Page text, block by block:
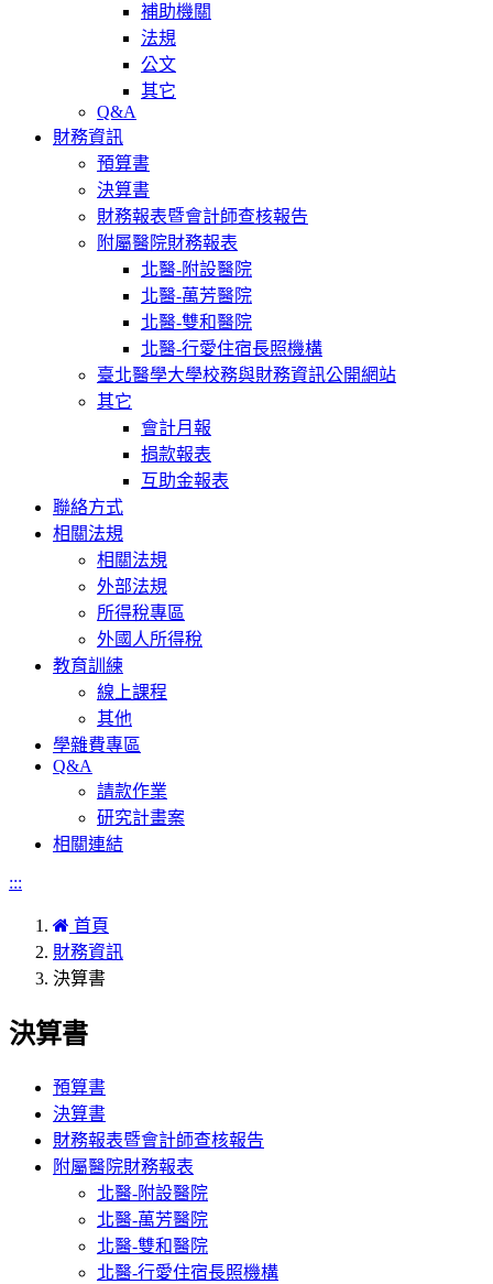
補助機關
法規
公文
其它
Q&A
財務資訊
預算書
決算書
財務報表暨會計師查核報告
附屬醫院財務報表
北醫-附設醫院
北醫-萬芳醫院
北醫-雙和醫院
北醫-行愛住宿長照機構
臺北醫學大學校務與財務資訊公開網站
其它
會計月報
捐款報表
互助金報表
聯絡方式
相關法規
相關法規
外部法規
所得稅專區
外國人所得稅
教育訓練
線上課程
其他
學雜費專區
Q&A
請款作業
研究計畫案
相關連結
:::
首頁
財務資訊
決算書
決算書
預算書
決算書
財務報表暨會計師查核報告
附屬醫院財務報表
北醫-附設醫院
北醫-萬芳醫院
北醫-雙和醫院
北醫-行愛住宿長照機構